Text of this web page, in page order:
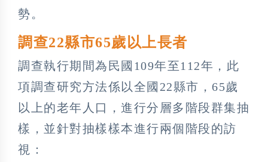
勢。
調查22縣市65歲以上長者
調查執行期間為民國109年至112年，此
項調查研究方法係以全國22縣市，65歲
以上的老年人口，進行分層多階段群集抽
樣，並針對抽樣樣本進行兩個階段的訪
視：